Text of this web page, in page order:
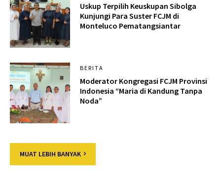
Uskup Terpilih Keuskupan Sibolga
Kunjungi Para Suster FCJM di
Monteluco Pematangsiantar
BERITA
Moderator Kongregasi FCJM Provinsi
Indonesia “Maria di Kandung Tanpa
Noda”
MUAT LEBIH BANYAK